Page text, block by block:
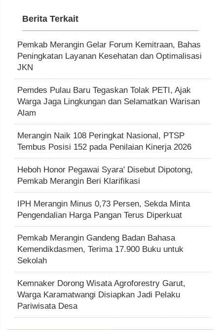
Berita Terkait
Pemkab Merangin Gelar Forum Kemitraan, Bahas
Peningkatan Layanan Kesehatan dan Optimalisasi
JKN
Pemdes Pulau Baru Tegaskan Tolak PETI, Ajak
Warga Jaga Lingkungan dan Selamatkan Warisan
Alam
Merangin Naik 108 Peringkat Nasional, PTSP
Tembus Posisi 152 pada Penilaian Kinerja 2026
Heboh Honor Pegawai Syara' Disebut Dipotong,
Pemkab Merangin Beri Klarifikasi
IPH Merangin Minus 0,73 Persen, Sekda Minta
Pengendalian Harga Pangan Terus Diperkuat
Pemkab Merangin Gandeng Badan Bahasa
Kemendikdasmen, Terima 17.900 Buku untuk
Sekolah
Kemnaker Dorong Wisata Agroforestry Garut,
Warga Karamatwangi Disiapkan Jadi Pelaku
Pariwisata Desa